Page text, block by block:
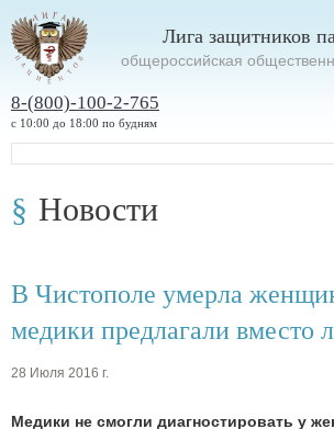
Лига защитников
oбщероссийская
8-(800)-100-2-765
с 10:00 до 18:00 по будням
Новости
В Чистополе умерла
медики предлагали вместо
28 Июля 2016 г.
Медики не смогли диагностировать у